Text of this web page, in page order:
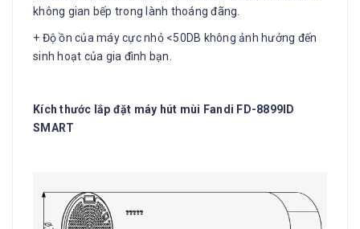
không gian bếp trong lành thoáng đãng.
+ Độ ồn của máy cực nhỏ <50DB không ảnh hưởng đến
sinh hoạt của gia đình bạn.
Kích thước lắp đặt máy hút mùi Fandi FD-8899ID
SMART